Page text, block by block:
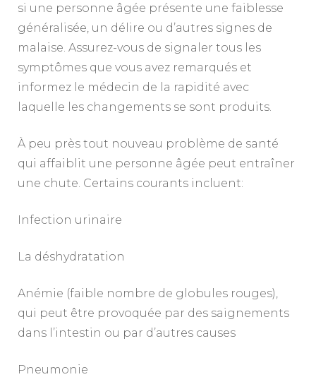
si une personne âgée présente une faiblesse
généralisée, un délire ou d’autres signes de
malaise. Assurez-vous de signaler tous les
symptômes que vous avez remarqués et
informez le médecin de la rapidité avec
laquelle les changements se sont produits.
À peu près tout nouveau problème de santé
qui affaiblit une personne âgée peut entraîner
une chute. Certains courants incluent:
Infection urinaire
La déshydratation
Anémie (faible nombre de globules rouges),
qui peut être provoquée par des saignements
dans l’intestin ou par d’autres causes
Pneumonie